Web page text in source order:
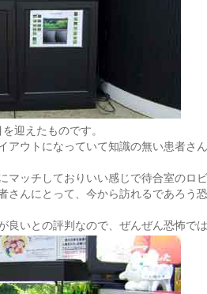
迎えたものです。
アウトになっていて知識の無い患者さ
マッチしておりいい感じで待合室のロ
さんにとって、今から訪れるであろう
良いとの評判なので、ぜんぜん恐怖で